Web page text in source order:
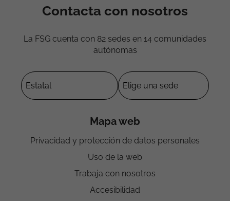
Contacta con nosotros
La FSG cuenta con 82 sedes en 14 comunidades
autónomas
Mapa web
Privacidad y protección de datos personales
Uso de la web
Trabaja con nosotros
Accesibilidad